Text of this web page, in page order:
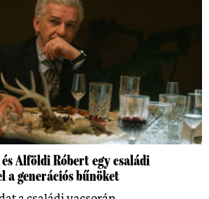
Alföldi Róbert egy családi
a generációs bűnöket